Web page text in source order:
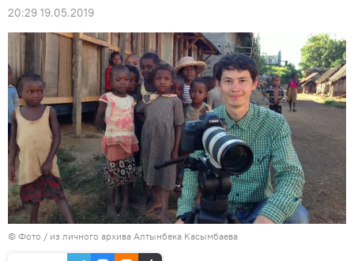
20:29 19.05.2019
© Фото / из личного архива Алтынбека Касымбаева